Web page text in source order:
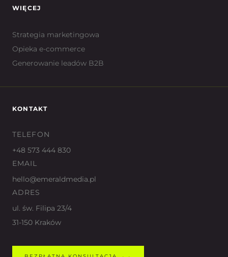
WIĘCEJ
Strategia marketingowa
Opieka e-commerce
Generowanie leadów B2B
KONTAKT
TELEFON
+48 573 444 830
EMAIL
hello@emeraldmedia.pl
ADRES
ul. św. Filipa 23/4
31-150 Kraków